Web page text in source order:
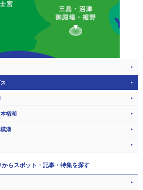
栖湖
湖
から スポット・記事・特集を探す